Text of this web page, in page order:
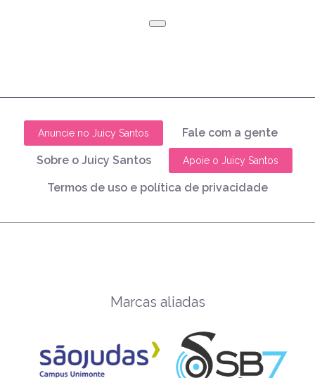
Anuncie no Juicy Santos Fale com a gente
Sobre o Juicy Santos Apoie o Juicy Santos
Termos de uso e política de privacidade
Marcas aliadas